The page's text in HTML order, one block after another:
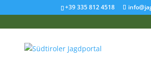
+39 335 812 4518